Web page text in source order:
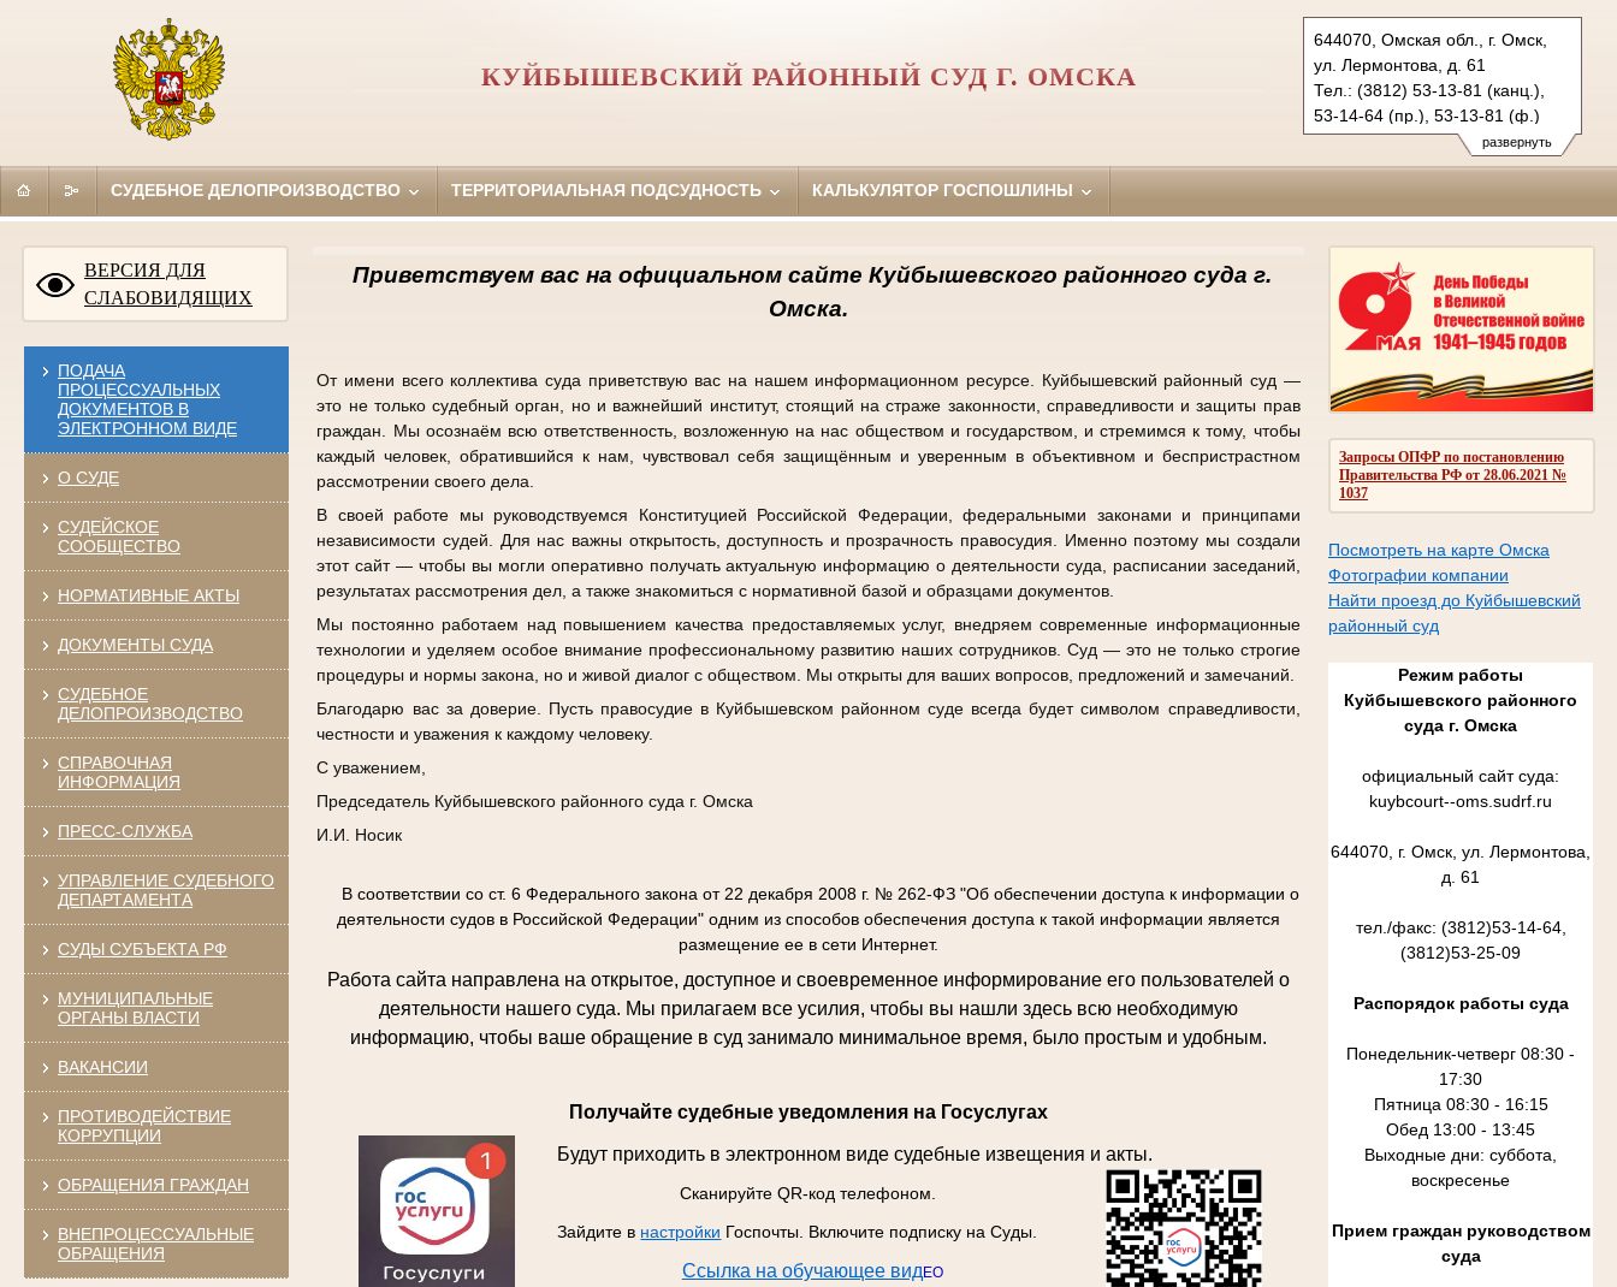
развернуть
644070, Омская обл., г. Омск,
ул. Лермонтова, д. 61
Тел.: (3812) 53-13-81 (канц.),
53-14-64 (пр.), 53-13-81 (ф.)
kuybcourt.oms@sudrf.ru
схема проезда
КУЙБЫШЕВСКИЙ РАЙОННЫЙ СУД Г. ОМСКА
СУДЕБНОЕ ДЕЛОПРОИЗВОДСТВО ТЕРРИТОРИАЛЬНАЯ ПОДСУДНОСТЬ КАЛЬКУЛЯТОР ГОСПОШЛИНЫ
ВЕРСИЯ ДЛЯ
СЛАБОВИДЯЩИХ
ПОДАЧА
ПРОЦЕССУАЛЬНЫХ
ДОКУМЕНТОВ В
ЭЛЕКТРОННОМ ВИДЕ
О СУДЕ
СУДЕЙСКОЕ
СООБЩЕСТВО
НОРМАТИВНЫЕ АКТЫ
ДОКУМЕНТЫ СУДА
СУДЕБНОЕ
ДЕЛОПРОИЗВОДСТВО
СПРАВОЧНАЯ
ИНФОРМАЦИЯ
ПРЕСС-СЛУЖБА
УПРАВЛЕНИЕ СУДЕБНОГО
ДЕПАРТАМЕНТА
СУДЫ СУБЪЕКТА РФ
МУНИЦИПАЛЬНЫЕ
ОРГАНЫ ВЛАСТИ
ВАКАНСИИ
ПРОТИВОДЕЙСТВИЕ
КОРРУПЦИИ
ОБРАЩЕНИЯ ГРАЖДАН
ВНЕПРОЦЕССУАЛЬНЫЕ
ОБРАЩЕНИЯ
Запросы ОПФР по постановлению
Правительства РФ от 28.06.2021 №
1037
Посмотреть на карте Омска
Фотографии компании
Найти проезд до Куйбышевский
районный суд
Режим работы
Куйбышевского районного
суда г. Омска
официальный сайт суда:
kuybcourt--oms.sudrf.ru
644070, г. Омск, ул. Лермонтова,
д. 61
тел./факс: (3812)53-14-64,
(3812)53-25-09
Распорядок работы суда
Понедельник-четверг 08:30 -
17:30
Пятница 08:30 - 16:15
Обед 13:00 - 13:45
Выходные дни: суббота,
воскресенье
Прием граждан руководством
суда
Приветствуем вас на официальном сайте Куйбышевского районного суда г.
Омска.
От имени всего коллектива суда приветствую вас на нашем информационном ресурсе. Куйбышевский районный суд —
это не только судебный орган, но и важнейший институт, стоящий на страже законности, справедливости и защиты прав
граждан. Мы осознаём всю ответственность, возложенную на нас обществом и государством, и стремимся к тому, чтобы
каждый человек, обратившийся к нам, чувствовал себя защищённым и уверенным в объективном и беспристрастном
рассмотрении своего дела.
В своей работе мы руководствуемся Конституцией Российской Федерации, федеральными законами и принципами
независимости судей. Для нас важны открытость, доступность и прозрачность правосудия. Именно поэтому мы создали
этот сайт — чтобы вы могли оперативно получать актуальную информацию о деятельности суда, расписании заседаний,
результатах рассмотрения дел, а также знакомиться с нормативной базой и образцами документов.
Мы постоянно работаем над повышением качества предоставляемых услуг, внедряем современные информационные
технологии и уделяем особое внимание профессиональному развитию наших сотрудников. Суд — это не только строгие
процедуры и нормы закона, но и живой диалог с обществом. Мы открыты для ваших вопросов, предложений и замечаний.
Благодарю вас за доверие. Пусть правосудие в Куйбышевском районном суде всегда будет символом справедливости,
честности и уважения к каждому человеку.
С уважением,
Председатель Куйбышевского районного суда г. Омска
И.И. Носик
В соответствии со ст. 6 Федерального закона от 22 декабря 2008 г. № 262-ФЗ "Об обеспечении доступа к информации о
деятельности судов в Российской Федерации" одним из способов обеспечения доступа к такой информации является
размещение ее в сети Интернет.
Работа сайта направлена на открытое, доступное и своевременное информирование его пользователей о
деятельности нашего суда. Мы прилагаем все усилия, чтобы вы нашли здесь всю необходимую
информацию, чтобы ваше обращение в суд занимало минимальное время, было простым и удобным.
Получайте судебные уведомления на Госуслугах
Будут приходить в электронном виде судебные извещения и акты.
Сканируйте QR-код телефоном.
Зайдите в настройки Госпочты. Включите подписку на Суды.
Ссылка на обучающее видЕО